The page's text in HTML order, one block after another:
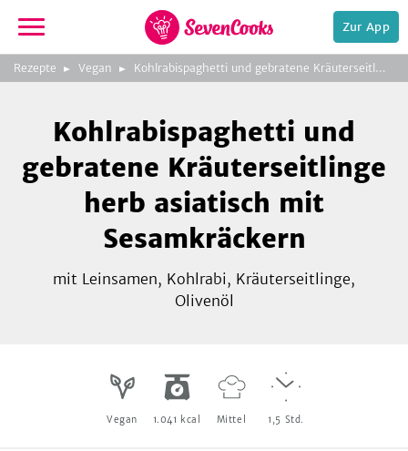
zur
Startseite
Zur App
Rezepte Vegan Kohlrabispaghetti und gebratene Kräuterseitlinge herb asiatisch mit Sesamkräckern
Verlag
Kohlrabispaghetti und
gebratene Kräuterseitlinge
herb asiatisch mit
Sesamkräckern
mit Leinsamen, Kohlrabi, Kräuterseitlinge,
Olivenöl
Vegan 1.041 kcal Mittel 1,5 Std.